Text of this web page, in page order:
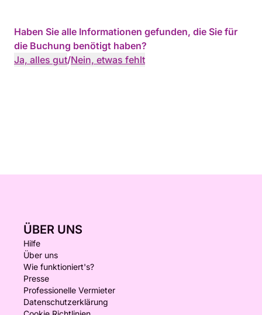
Haben Sie alle Informationen gefunden, die Sie für
die Buchung benötigt haben?
Ja, alles gut/Nein, etwas fehlt
ÜBER UNS
Hilfe
Über uns
Wie funktioniert's?
Presse
Professionelle Vermieter
Datenschutzerklärung